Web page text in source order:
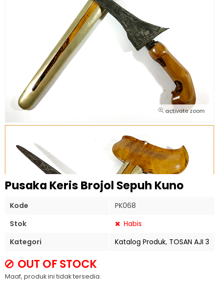
activate zoom
Pusaka Keris Brojol Sepuh Kuno
Kode
PK068
Stok
Habis
Kategori
Katalog Produk, TOSAN AJI 3
OUT OF STOCK
Maaf, produk ini tidak tersedia.